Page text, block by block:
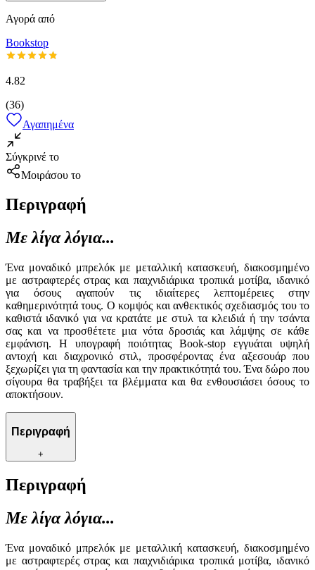
Αγορά από
Bookstop
4.82
(36)
Αγαπημένα
Σύγκρινέ το
Μοιράσου το
Περιγραφή
Με λίγα λόγια...
Ένα μοναδικό μπρελόκ με μεταλλική κατασκευή, διακοσμημένο
με αστραφτερές στρας και παιχνιδιάρικα τροπικά μοτίβα, ιδανικό
για όσους αγαπούν τις ιδιαίτερες λεπτομέρειες στην
καθημερινότητά τους. Ο κομψός και ανθεκτικός σχεδιασμός του το
καθιστά ιδανικό για να κρατάτε με στυλ τα κλειδιά ή την τσάντα
σας και να προσθέτετε μια νότα δροσιάς και λάμψης σε κάθε
εμφάνιση. Η υπογραφή ποιότητας Book-stop εγγυάται υψηλή
αντοχή και διαχρονικό στιλ, προσφέροντας ένα αξεσουάρ που
ξεχωρίζει για τη φαντασία και την πρακτικότητά του. Ένα δώρο που
σίγουρα θα τραβήξει τα βλέμματα και θα ενθουσιάσει όσους το
αποκτήσουν.
Περιγραφή
+
Περιγραφή
Με λίγα λόγια...
Ένα μοναδικό μπρελόκ με μεταλλική κατασκευή, διακοσμημένο
με αστραφτερές στρας και παιχνιδιάρικα τροπικά μοτίβα, ιδανικό